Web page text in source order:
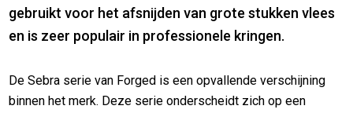
gebruikt voor het afsnijden van grote stukken vlees
en is zeer populair in professionele kringen.
De Sebra serie van Forged is een opvallende verschijning
binnen het merk. Deze serie onderscheidt zich op een